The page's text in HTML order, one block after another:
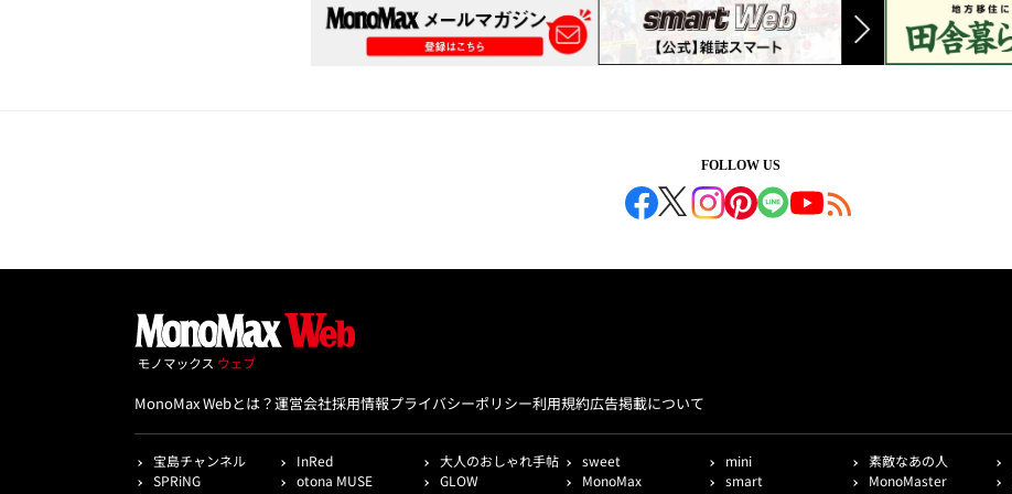
FOLLOW US
MonoMax Webとは？運営会社採用情報プライバシーポリシー利用規約広告掲載について
宝島チャンネル InRed 大人のおしゃれ手帖 sweet mini 素敵なあの人
SPRiNG
otona MUSE GLOW MonoMax smart MonoMaster